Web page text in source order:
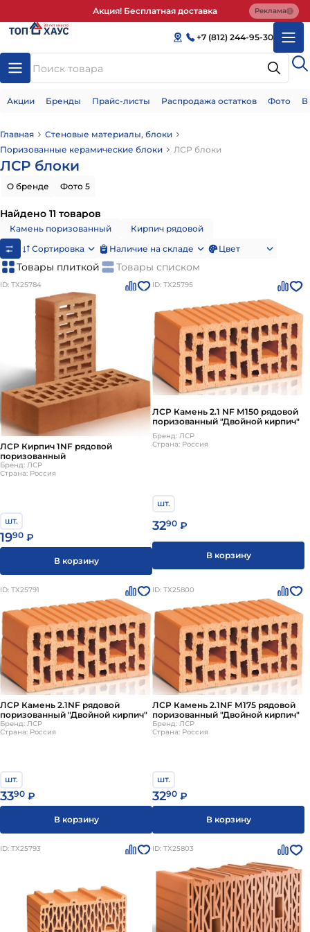
Акция! Бесплатная доставка Реклама
+7 (812) 244-95-30
Акции Бренды Прайс-листы Распродажа остатков Фото
Главная
Стеновые материалы, блоки
Поризованные керамические блоки
ЛСР блоки
ЛСР блоки
О бренде Фото 5
Найдено 11 товаров
Камень поризованный
Кирпич рядовой
Сортировка
Наличие на складе Цвет
Товары плиткой Товары списком
ID: ТХ25784
ЛСР Кирпич 1NF рядовой
поризованный
Бренд: ЛСР
Страна: Россия
шт.
1990 ₽
В корзину
ID: ТХ25795
ЛСР Камень 2.1 NF М150 рядовой
поризованный "Двойной кирпич"
Бренд: ЛСР
Страна: Россия
шт.
3290 ₽
В корзину
ID: ТХ25791
ЛСР Камень 2.1NF рядовой
поризованный "Двойной кирпич"
Бренд: ЛСР
Страна: Россия
шт.
3390 ₽
В корзину
ID: ТХ25800
ЛСР Камень 2.1NF М175 рядовой
поризованный "Двойной кирпич"
Бренд: ЛСР
Страна: Россия
шт.
3290 ₽
В корзину
ID: ТХ25793 ID: ТХ25803